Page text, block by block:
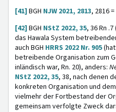
[41] BGH NJW 2021, 2813, 2816 =
[42] BGH NStZ 2022, 35, 36 Rn .7
das Hawala System
auch BGH HRRS 2022 Nr. 905
betreibende Organisation zum
inländisch war, Rn. 20), anders:
NStZ 2022, 35, 38, nach denen
konkreten Organisation und
vielmehr der Fortbestand der
gemeinsam verfolgte Zweck